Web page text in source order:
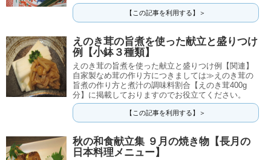
【この記事を利用する】＞
えのき茸の旨煮を使った献立と盛りつけ
例【小鉢３種類】
えのき茸の旨煮を使った献立と盛りつけ例【関連】
自家製なめ茸の作り方につきましては≫えのき茸の
旨煮の作り方と煮汁の調味料割合【えのき茸400g
分】に掲載しておりますのでお役立てください。
【この記事を利用する】＞
秋の和食献立集 ９月の焼き物【長月の
日本料理メニュー】